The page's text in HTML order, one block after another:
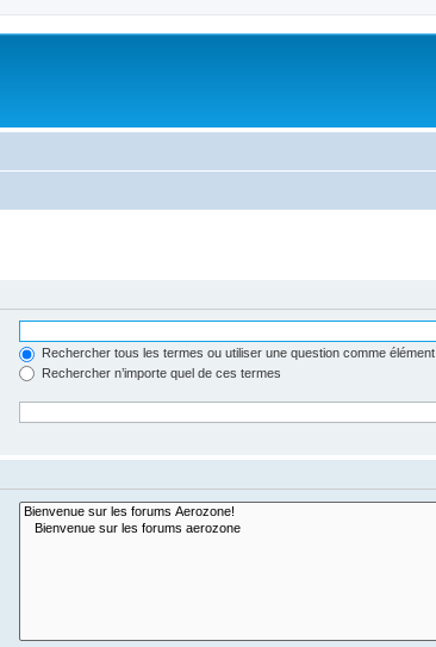
Rechercher tous les termes ou utiliser une question comme élément
Rechercher n’importe quel de ces termes